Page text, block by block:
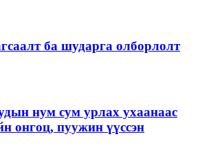
ба шударга олборлолт
нум сум урлах ухаанаас
онгоц, пуужин үүссэн